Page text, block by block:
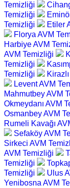
Temizliği
Temizliği
Temizliği
Etiler
Florya AVM
Harbiye AVM
AVM Temizliği
Temizliği
Temizliği
Levent AVM
Mahmutbey AVM
Okmeydanı AVM
Osmanbey AVM
Rumeli Kavağı
Sefaköy AVM
Sirkeci AVM
AVM Temizliği
Temizliği
Temizliği
Ulus
Yenibosna AVM